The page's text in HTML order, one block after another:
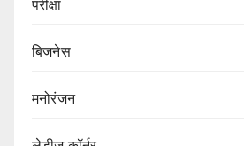
परीक्षा
बिजनेस
मनोरंजन